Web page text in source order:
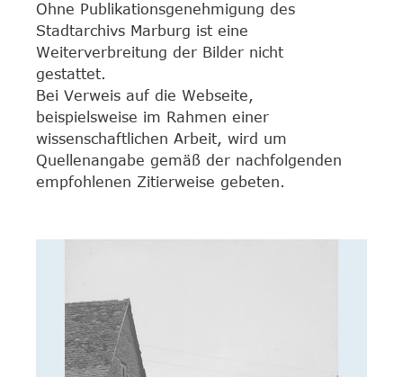
Ohne Publikationsgenehmigung des
Stadtarchivs Marburg ist eine
Weiterverbreitung der Bilder nicht
gestattet.
Bei Verweis auf die Webseite,
beispielsweise im Rahmen einer
wissenschaftlichen Arbeit, wird um
Quellenangabe gemäß der nachfolgenden
empfohlenen Zitierweise gebeten.